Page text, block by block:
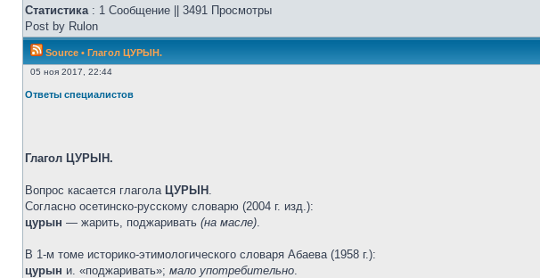
Статистика: 1 Сообщение || 3491 Просмотры
Post by Rulon
Source • Глагол ЦУРЫН.
05 ноя 2017, 22:44
Ответы специалистов
Глагол ЦУРЫН.
Вопрос касается глагола ЦУРЫН .
Согласно осетинско-русскому словарю (2004 г. изд.):
цурын — жарить, поджаривать (на масле).
В 1-м томе историко-этимологического словаря Абаева (1958 г.):
цурын и. «поджаривать»; мало употребительно.